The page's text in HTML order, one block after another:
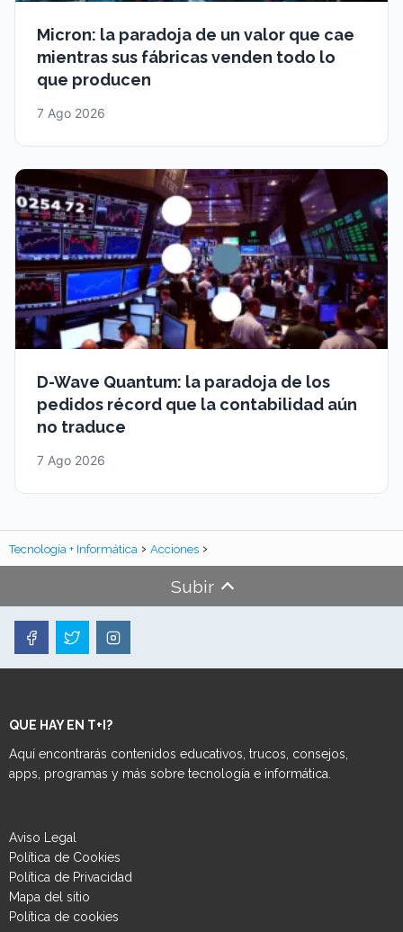
Micron: la paradoja de un valor que cae
mientras sus fábricas venden todo lo
que producen
7 Ago 2026
D-Wave Quantum: la paradoja de los
pedidos récord que la contabilidad aún
no traduce
7 Ago 2026
Tecnología + Informática Acciones
Subir
QUE HAY EN T+I?
Aquí encontrarás contenidos educativos, trucos, consejos,
apps, programas y más sobre tecnología e informática.
Aviso Legal
Política de Cookies
Política de Privacidad
Mapa del sitio
Política de cookies